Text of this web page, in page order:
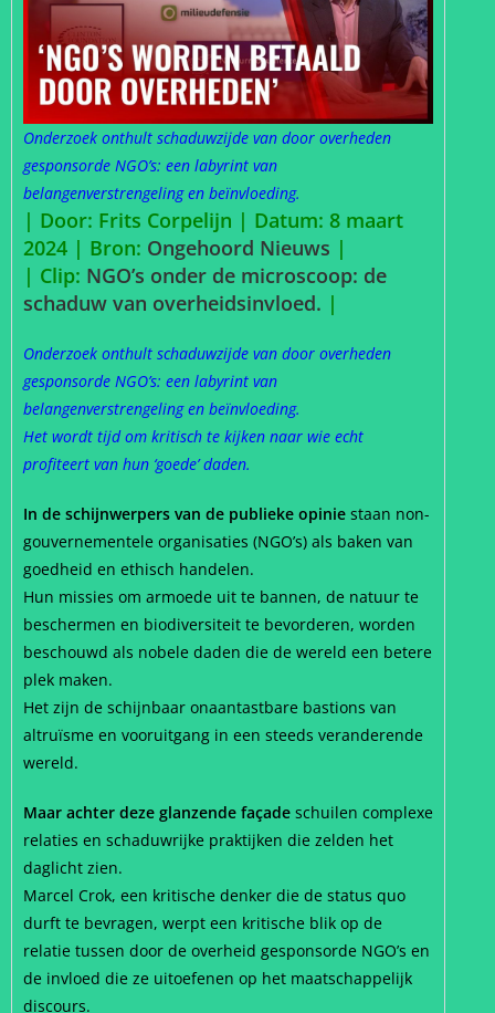
Onderzoek onthult schaduwzijde van door overheden
gesponsorde NGO’s: een labyrint van
belangenverstrengeling en beïnvloeding.
| Door: Frits Corpelijn | Datum: 8 maart
2024 | Bron: Ongehoord Nieuws |
| Clip: NGO’s onder de microscoop: de
schaduw van overheidsinvloed. |
Onderzoek onthult schaduwzijde van door overheden
gesponsorde NGO’s: een labyrint van
belangenverstrengeling en beïnvloeding.
Het wordt tijd om kritisch te kijken naar wie echt
profiteert van hun ‘goede’ daden.
In de schijnwerpers van de publieke opinie staan non-
gouvernementele organisaties (NGO’s) als baken van
goedheid en ethisch handelen.
Hun missies om armoede uit te bannen, de natuur te
beschermen en biodiversiteit te bevorderen, worden
beschouwd als nobele daden die de wereld een betere
plek maken.
Het zijn de schijnbaar onaantastbare bastions van
altruïsme en vooruitgang in een steeds veranderende
wereld.
Maar achter deze glanzende façade schuilen complexe
relaties en schaduwrijke praktijken die zelden het
daglicht zien.
Marcel Crok, een kritische denker die de status quo
durft te bevragen, werpt een kritische blik op de
relatie tussen door de overheid gesponsorde NGO’s en
de invloed die ze uitoefenen op het maatschappelijk
discours.